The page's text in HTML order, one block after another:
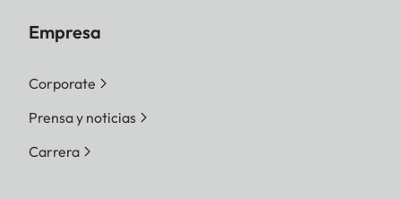
Empresa
Corporate
Prensa y noticias
Carrera